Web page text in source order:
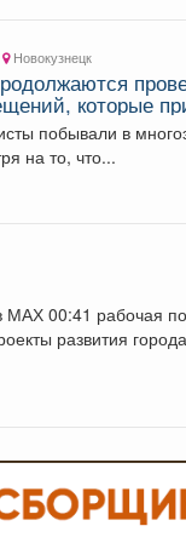
Новокузнецк
которые
служить
побывали в
Несмотря на то, что...
поездка в
01:23 проекты развития